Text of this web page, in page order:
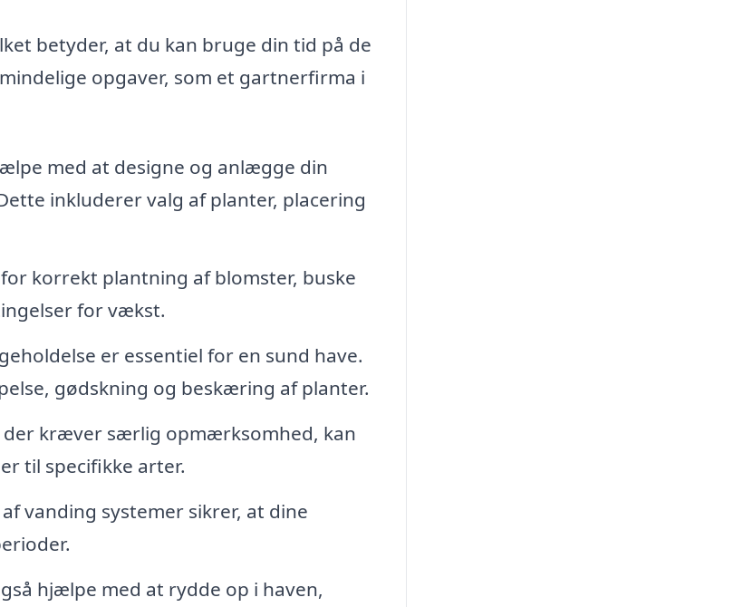
betyder, at du kan bruge din tid på de
opgaver, som et gartnerfirma i
med at designe og anlægge din
inkluderer valg af planter, placering
korrekt plantning af blomster, buske
for vækst.
er essentiel for en sund have.
gødskning og beskæring af planter.
kræver særlig opmærksomhed, kan
til specifikke arter.
vanding systemer sikrer, at dine
hjælpe med at rydde op i haven,